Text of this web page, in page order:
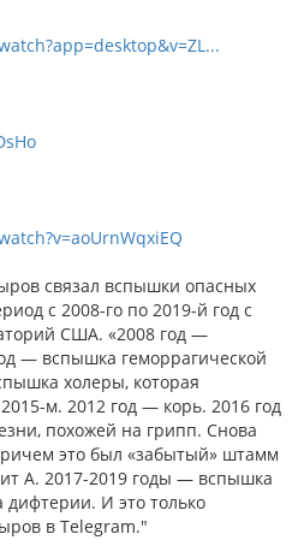
связал вспышки опасных
с 2008-го по 2019-й год с
США. «2008 год —
— вспышка геморрагической
холеры, которая
м. 2012 год — корь. 2016 год
похожей на грипп. Снова
это был «забытый» штамм
А. 2017-2019 годы — вспышка
И это только
в Telegram."